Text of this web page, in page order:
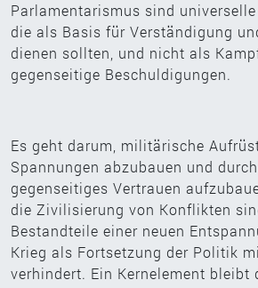
Parlamentarismus sind
die als Basis für Verständigung
dienen sollten, und nicht als
gegenseitige Beschuldigungen.
Es geht darum, militärische
Spannungen abzubauen und
gegenseitiges Vertrauen
die Zivilisierung von Konflikten
Bestandteile einer neuen
Krieg als Fortsetzung der Politik
verhindert. Ein Kernelement bleibt